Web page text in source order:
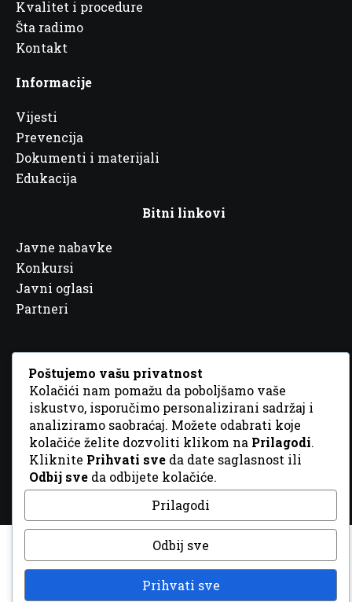
Kvalitet i procedure
Šta radimo
Kontakt
Informacije
Vijesti
Prevencija
Dokumenti i materijali
Edukacija
Bitni linkovi
Javne nabavke
Konkursi
Javni oglasi
Partneri
© 2026 Sva prava zadržana. DizajnGordonDM
Poštujemo vašu privatnost
Kolačići nam pomažu da poboljšamo vaše
iskustvo, isporučimo personalizirani sadržaj i
analiziramo saobraćaj. Možete odabrati koje
kolačiće želite dozvoliti klikom na Prilagodi.
Kliknite Prihvati sve da date saglasnost ili
Odbij sve da odbijete kolačiće.
Prilagodi
Odbij sve
Prihvati sve